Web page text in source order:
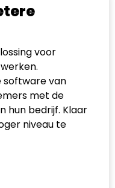
voor
software van
met de
hun bedrijf. Klaar
niveau te